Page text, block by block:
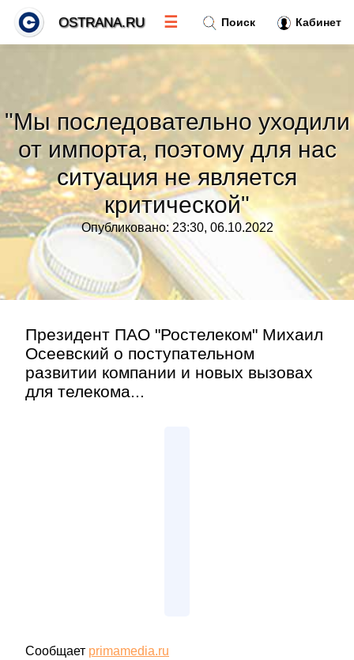
"Мы последовательно уходили
от импорта, поэтому для нас
ситуация не является
критической"
Опубликовано: 23:30, 06.10.2022
Президент ПАО "Ростелеком" Михаил
Осеевский о поступательном
развитии компании и новых вызовах
для телекома...
Сообщает primamedia.ru
Поиск Кабинет
OSTRANA.RU ☰
Тренды новостей»
Рубрики»
Правила»
Контакт»